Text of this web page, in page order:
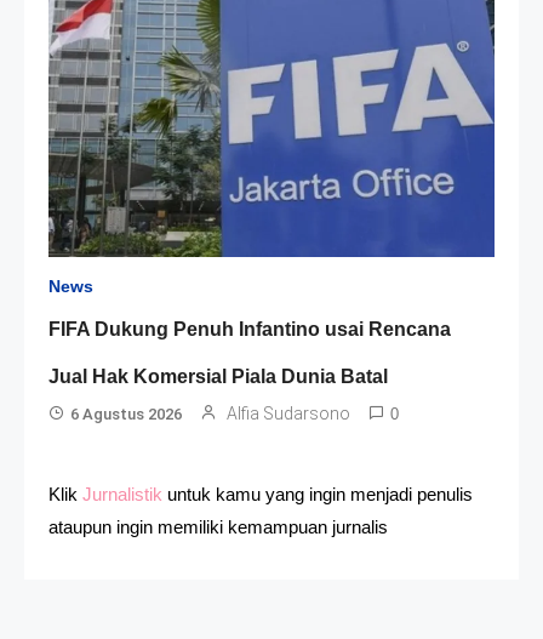
News
FIFA Dukung Penuh Infantino usai Rencana
Jual Hak Komersial Piala Dunia Batal
6 Agustus 2026 Alfia Sudarsono 0
Klik Jurnalistik untuk kamu yang ingin menjadi penulis
ataupun ingin memiliki kemampuan jurnalis